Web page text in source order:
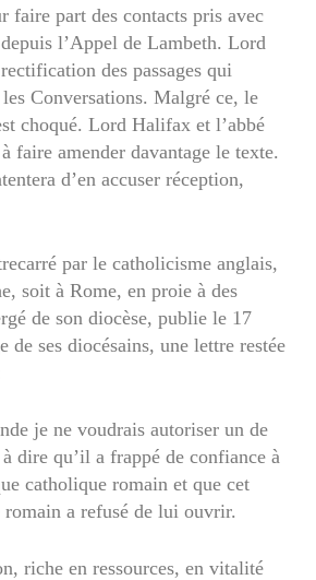
faire part des contacts pris avec
l’Appel de Lambeth. Lord
des passages qui
Conversations. Malgré ce, le
choqué. Lord Halifax et l’abbé
faire amender davantage le texte.
d’en accuser réception,
par le catholicisme anglais,
soit à Rome, en proie à des
de son diocèse, publie le 17
de ses diocésains, une lettre restée
je ne voudrais autoriser un de
dire qu’il a frappé de confiance à
catholique romain et que cet
romain a refusé de lui ouvrir.
riche en ressources, en vitalité